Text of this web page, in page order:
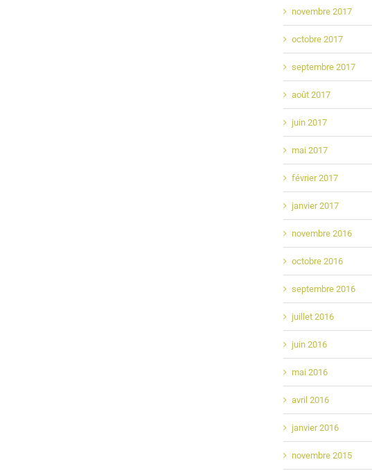
novembre 2017
octobre 2017
septembre 2017
août 2017
juin 2017
mai 2017
février 2017
janvier 2017
novembre 2016
octobre 2016
septembre 2016
juillet 2016
juin 2016
mai 2016
avril 2016
janvier 2016
novembre 2015